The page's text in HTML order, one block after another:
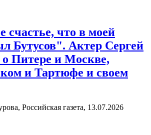
счастье, что в моей
Бутусов". Актер Сергей
о Питере и Москве,
и Тартюфе и своем
Российская газета, 13.07.2026